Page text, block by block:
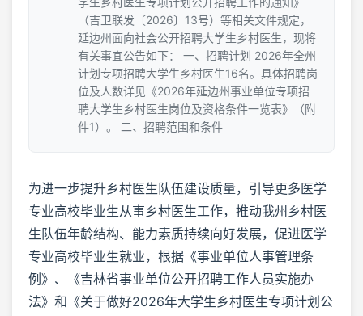
（吉卫联发〔2026〕13号）等相关文件规定，
延边州面向社会公开招聘大学生乡村医生，现将
有关事宜公告如下： 一、招聘计划 2026年全州
计划专项招聘大学生乡村医生16名。具体招聘岗
位及人数详见《2026年延边州事业单位专项招
聘大学生乡村医生岗位及资格条件一览表》（附
件1）。 二、招聘范围和条件
为进一步提升乡村医生队伍建设质量，引导更多医学
专业高校毕业生从事乡村医生工作，推动我州乡村医
生队伍年龄结构、能力素质持续向好发展，促进医学
专业高校毕业生就业，根据《事业单位人事管理条
例》、《吉林省事业单位公开招聘工作人员实施办
法》和《关于做好2026年大学生乡村医生专项计划公